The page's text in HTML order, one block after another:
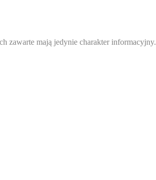
zawarte mają jedynie charakter informacyjny.